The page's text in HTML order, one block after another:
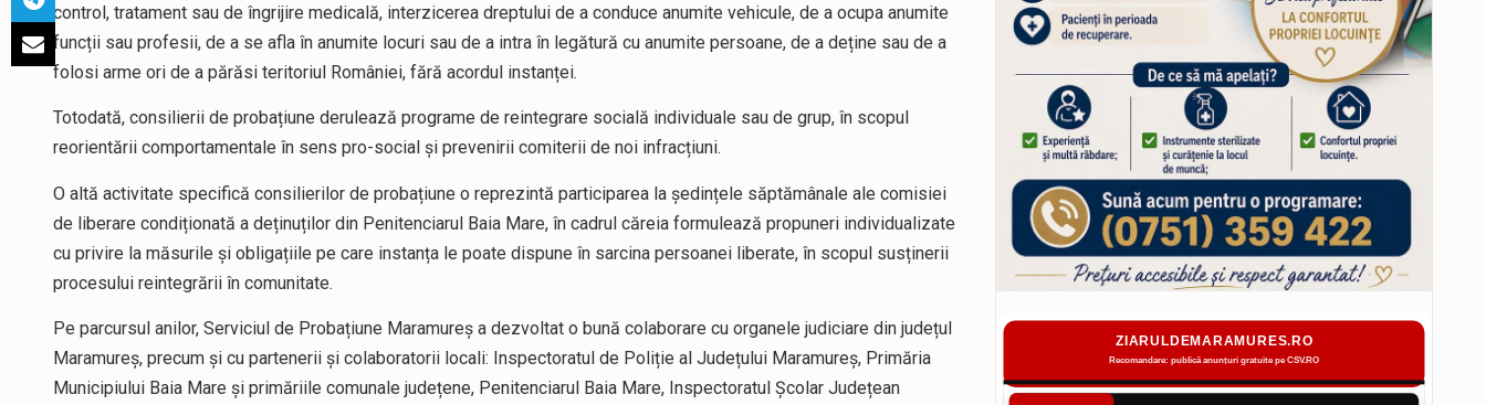
control, tratament sau de îngrijire medicală, interzicerea dreptului de a conduce anumite vehicule, de a ocupa anumite
funcții sau profesii, de a se afla în anumite locuri sau de a intra în legătură cu anumite persoane, de a deține sau de a
folosi arme ori de a părăsi teritoriul României, fără acordul instanței.
Totodată, consilierii de probațiune derulează programe de reintegrare socială individuale sau de grup, în scopul
reorientării comportamentale în sens pro-social și prevenirii comiterii de noi infracțiuni.
O altă activitate specifică consilierilor de probațiune o reprezintă participarea la ședințele săptămânale ale comisiei
de liberare condiționată a deținuților din Penitenciarul Baia Mare, în cadrul căreia formulează propuneri individualizate
cu privire la măsurile și obligațiile pe care instanța le poate dispune în sarcina persoanei liberate, în scopul susținerii
procesului reintegrării în comunitate.
Pe parcursul anilor, Serviciul de Probațiune Maramureș a dezvoltat o bună colaborare cu organele judiciare din județul
Maramureș, precum și cu partenerii și colaboratorii locali: Inspectoratul de Poliție al Județului Maramureș, Primăria
Municipiului Baia Mare și primăriile comunale județene, Penitenciarul Baia Mare, Inspectoratul Școlar Județean